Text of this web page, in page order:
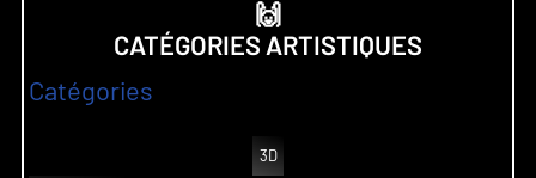
🙌
CATÉGORIES ARTISTIQUES
Catégories
3D